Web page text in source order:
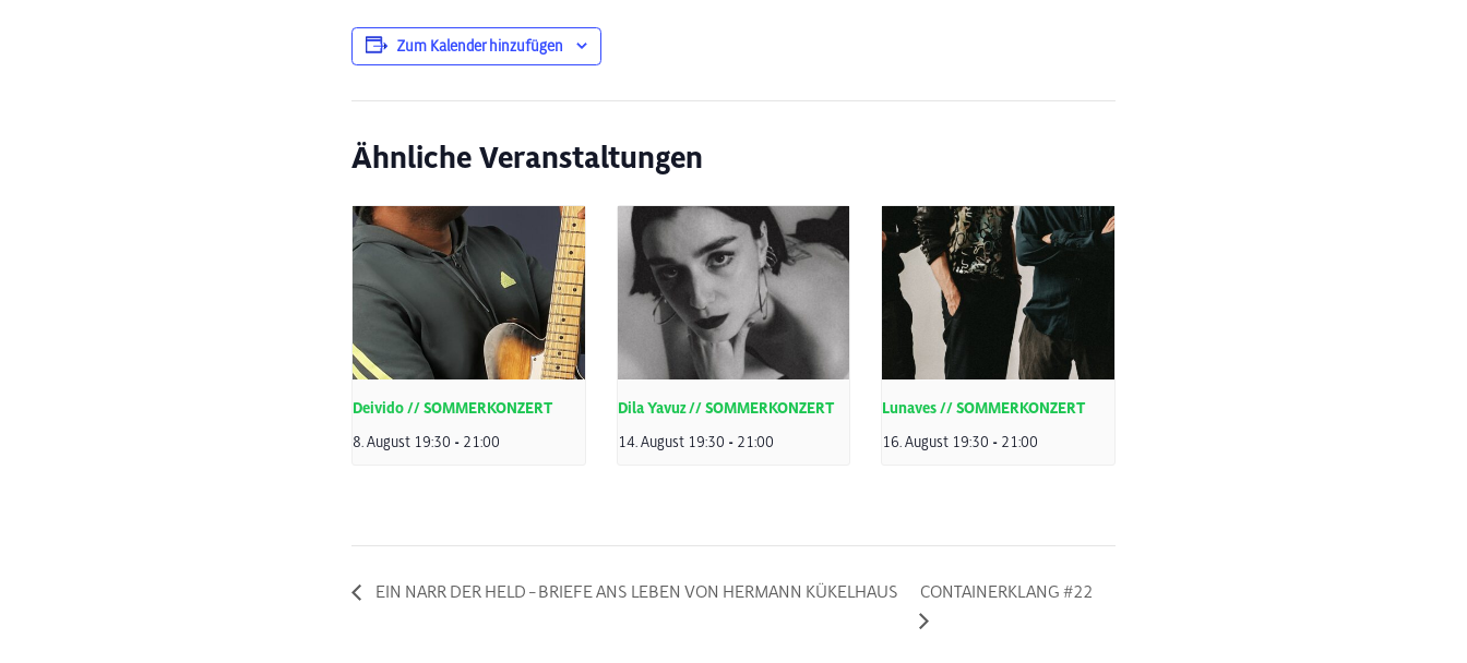
Zum Kalender hinzufügen
Ähnliche Veranstaltungen
Deivido // SOMMERKONZERT
8. August 19:30 - 21:00
Dila Yavuz // SOMMERKONZERT
14. August 19:30 - 21:00
Lunaves // SOMMERKONZERT
16. August 19:30 - 21:00
EIN NARR DER HELD – BRIEFE ANS LEBEN VON HERMANN KÜKELHAUS CONTAINERKLANG #22